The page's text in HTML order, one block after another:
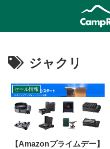
ジャクリ
セール情報
【Amazonプライムデー】